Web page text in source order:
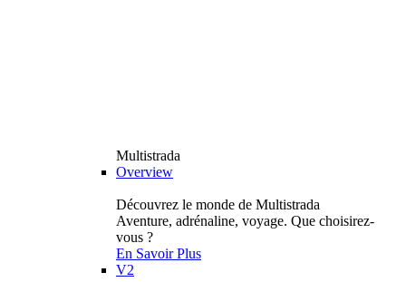
Multistrada
Overview
Découvrez le monde de Multistrada
Aventure, adrénaline, voyage. Que choisirez-
vous ?
En Savoir Plus
V2